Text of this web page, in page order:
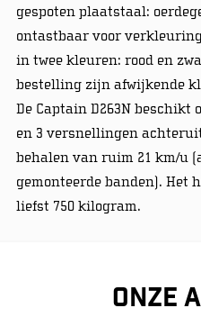
gespoten plaatstaal:
ontastbaar voor
in twee kleuren: rood en
bestelling zijn afwijkende
De Captain D263N
en 3 versnellingen
behalen van ruim 21 km/u
gemonteerde banden). Het
liefst 750 kilogram.
Onze